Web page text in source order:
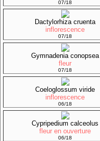
07/18
Dactylorhiza cruenta
inflorescence
07/18
Gymnadenia conopsea
fleur
07/18
Coeloglossum viride
inflorescence
06/18
Cypripedium calceolus
fleur en ouverture
06/18